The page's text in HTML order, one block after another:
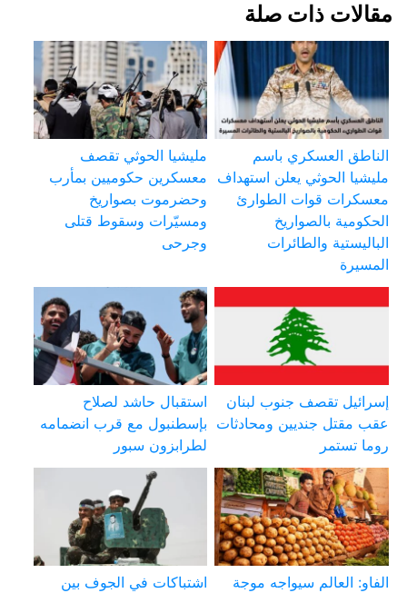
مقالات ذات صلة
الناطق العسكري باسم
مليشيا الحوثي يعلن استهداف
معسكرات قوات الطوارئ
الحكومية بالصواريخ
الباليستية والطائرات
المسيرة
مليشيا الحوثي تقصف
معسكرين حكوميين بمأرب
وحضرموت بصواريخ
ومسيّرات وسقوط قتلى
وجرحى
إسرائيل تقصف جنوب لبنان
عقب مقتل جنديين ومحادثات
روما تستمر
استقبال حاشد لصلاح
بإسطنبول مع قرب انضمامه
لطرابزون سبور
الفاو: العالم سيواجه موجة
اشتباكات في الجوف بين